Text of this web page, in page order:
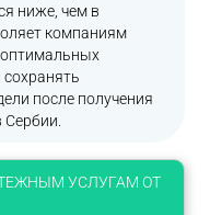
ниже, чем в
компаниям
оптимальных
после получения
Сербии.
УСЛУГАМ ОТ